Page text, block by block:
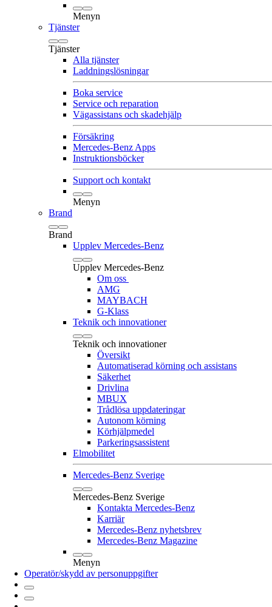
Menyn
Tjänster
Tjänster
Alla tjänster
Laddningslösningar
Boka service
Service och reparation
Vägassistans och skadehjälp
Försäkring
Mercedes-Benz Apps
Instruktionsböcker
Support och kontakt
Menyn
Brand
Brand
Upplev Mercedes-Benz
Upplev Mercedes-Benz
Om oss
AMG
MAYBACH
G-Klass
Teknik och innovationer
Teknik och innovationer
Översikt
Automatiserad körning och assistans
Säkerhet
Drivlina
MBUX
Trådlösa uppdateringar
Autonom körning
Körhjälpmedel
Parkeringsassistent
Elmobilitet
Mercedes-Benz Sverige
Mercedes-Benz Sverige
Kontakta Mercedes-Benz
Karriär
Mercedes-Benz nyhetsbrev
Mercedes-Benz Magazine
Menyn
Operatör/skydd av personuppgifter